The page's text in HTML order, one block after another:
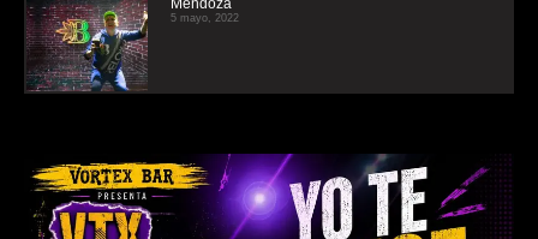
Mendoza
5 mayo, 2022